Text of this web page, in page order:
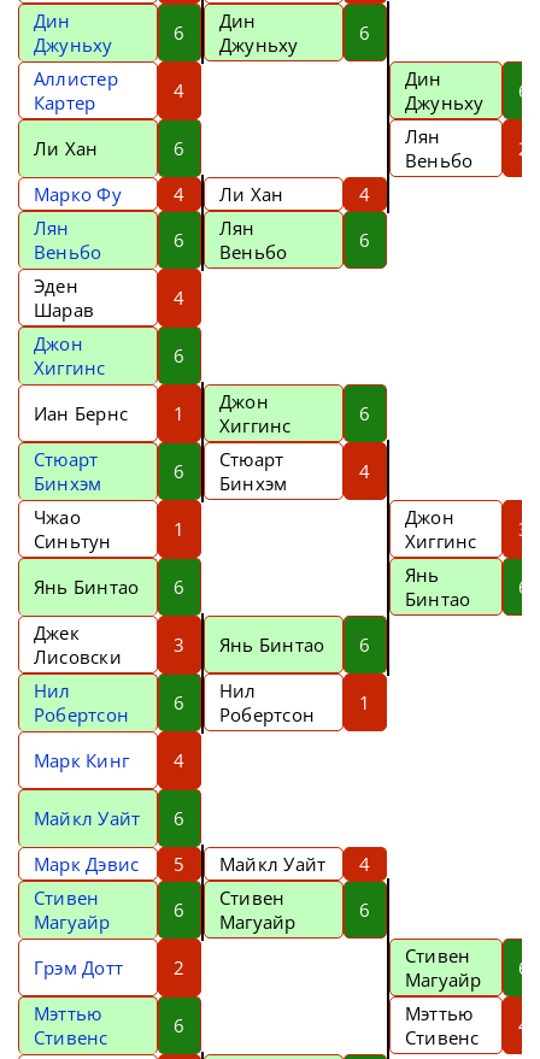
Дин
Джуньху
6
Дин
Джуньху
6
Аллистер
Картер
4
Дин
Джуньху
6
Ли Хан 6
Лян
Веньбо
2
Марко Фу
4 Ли Хан
4
Лян
Веньбо
6
Лян
Веньбо
6
Эден
Шарав
4
Джон
Хиггинс
6
Иан Бернс 1
Джон
Хиггинс
6
Стюарт
Бинхэм
6
Стюарт
Бинхэм
4
Чжао
Синьтун
1
Джон
Хиггинс
3
Янь Бинтао 6
Янь
Бинтао
6
Джек
Лисовски
3 Янь Бинтао
6
Нил
Робертсон
6
Нил
Робертсон
1
Марк Кинг 4
Майкл Уайт
6
Марк Дэвис
5 Майкл Уайт
4
Стивен
Магуайр
6
Стивен
Магуайр
6
Грэм Дотт 2
Стивен
Магуайр
6
Мэттью
Стивенс
6
Мэттью
Стивенс
4